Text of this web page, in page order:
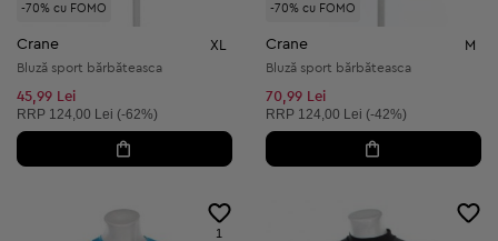
-70% cu FOMO
Crane XL
Bluză sport bărbăteasca
45,99 Lei
Preț recomandat:
RRP 124,00 Lei (-62%)
-70% cu FOMO
Crane M
Bluză sport bărbăteasca
70,99 Lei
Preț recomandat:
RRP 124,00 Lei (-42%)
1